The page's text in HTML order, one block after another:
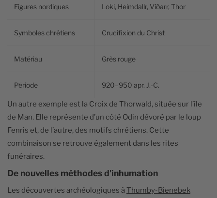
Figures nordiques Loki, Heimdallr, Víðarr, Thor
Symboles chrétiens Crucifixion du Christ
Matériau Grès rouge
Période 920–950 apr. J.-C.
Un autre exemple est la Croix de Thorwald, située sur l’île
de Man. Elle représente d’un côté Odin dévoré par le loup
Fenris et, de l’autre, des motifs chrétiens. Cette
combinaison se retrouve également dans les rites
funéraires.
De nouvelles méthodes d'inhumation
Les découvertes archéologiques à Thumby-Bienebek